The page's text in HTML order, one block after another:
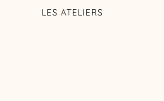
LES ATELIERS